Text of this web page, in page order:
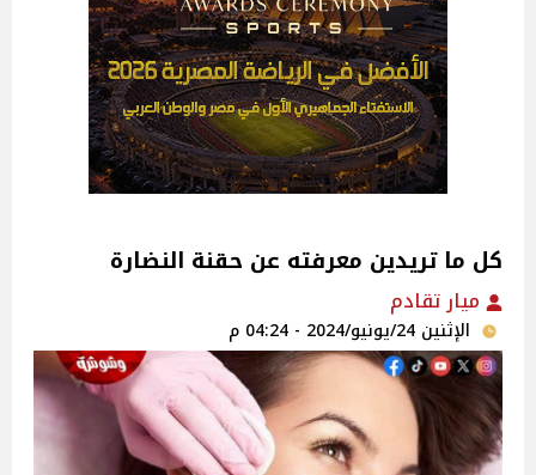
كل ما تريدين معرفته عن حقنة النضارة
ميار تقادم
الإثنين 24/يونيو/2024 - 04:24 م